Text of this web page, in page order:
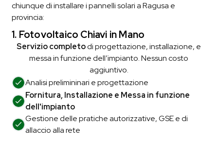
chiunque di installare i pannelli solari a Ragusa e
provincia:
1. Fotovoltaico Chiavi in Mano
Servizio completodi progettazione, installazione, e
messa in funzione dell’impianto. Nessun costo
aggiuntivo.
Analisi prelimininari eprogettazione
Fornitura, Installazione e Messa in funzione
dell'impianto
Gestione delle pratiche autorizzative, GSE e di
allaccio alla rete